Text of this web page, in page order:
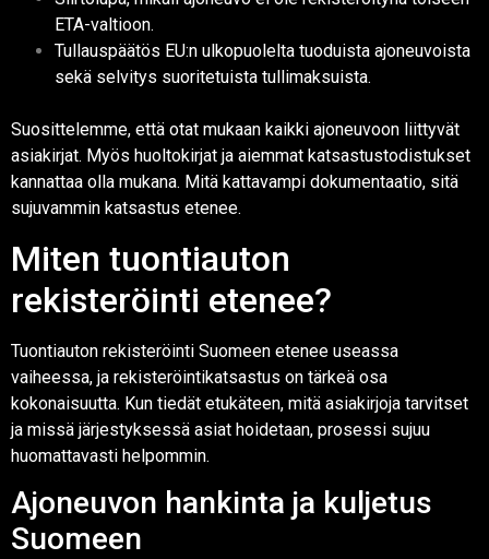
ETA-valtioon.
Tullauspäätös EU:n ulkopuolelta tuoduista ajoneuvoista
sekä selvitys suoritetuista tullimaksuista.
Suosittelemme, että otat mukaan kaikki ajoneuvoon liittyvät
asiakirjat. Myös huoltokirjat ja aiemmat katsastustodistukset
kannattaa olla mukana. Mitä kattavampi dokumentaatio, sitä
sujuvammin katsastus etenee.
Miten tuontiauton
rekisteröinti etenee?
Tuontiauton rekisteröinti Suomeen etenee useassa
vaiheessa, ja rekisteröintikatsastus on tärkeä osa
kokonaisuutta. Kun tiedät etukäteen, mitä asiakirjoja tarvitset
ja missä järjestyksessä asiat hoidetaan, prosessi sujuu
huomattavasti helpommin.
Ajoneuvon hankinta ja kuljetus
Suomeen